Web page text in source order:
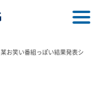
某お笑い番組っぽい結果発表シ